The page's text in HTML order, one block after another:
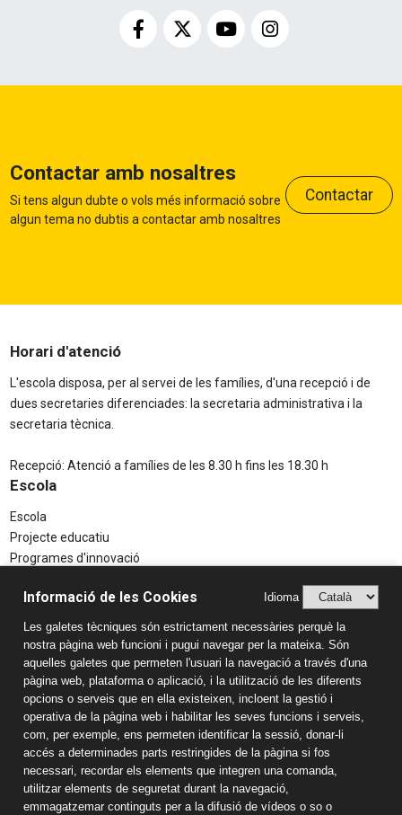
Contactar amb nosaltres
Si tens algun dubte o vols més informació sobre
algun tema no dubtis a contactar amb nosaltres
Contactar
Horari d'atenció
L'escola disposa, per al servei de les famílies, d'una recepció i de
dues secretaries diferenciades: la secretaria administrativa i la
secretaria tècnica.
Recepció: Atenció a famílies de les 8.30 h fins les 18.30 h
Escola
Escola
Projecte educatiu
Programes d'innovació
Aspectes Legals
Avís Legal
Política de Privacitat
Sistema Intern d’Informació (SIIF)
Estudis
Llar d'infants
Educació Infantil
Educació Primària
Educació Secundària
Batxillerat
Informació de les Cookies Idioma
Les galetes tècniques són estrictament necessàries perquè la
nostra pàgina web funcioni i pugui navegar per la mateixa. Són
aquelles galetes que permeten l'usuari la navegació a través d'una
pàgina web, plataforma o aplicació, i la utilització de les diferents
opcions o serveis que en ella existeixen, incloent la gestió i
operativa de la pàgina web i habilitar les seves funcions i serveis,
com, per exemple, ens permeten identificar la sessió, donar-li
accés a determinades parts restringides de la pàgina si fos
necessari, recordar els elements que integren una comanda,
utilitzar elements de seguretat durant la navegació,
emmagatzemar continguts per a la difusió de vídeos o so o